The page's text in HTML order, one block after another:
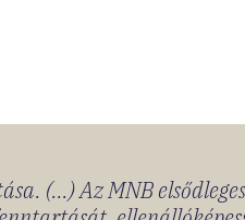
(...) Az MNB